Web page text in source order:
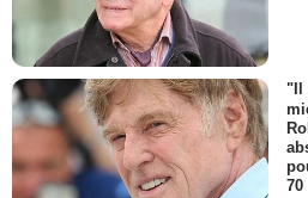
"Il
70